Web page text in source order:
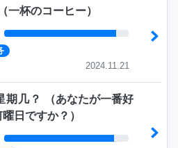
（一杯のコーヒー）
2024.11.21
期几？ （あなたが一番好
日ですか？ ）